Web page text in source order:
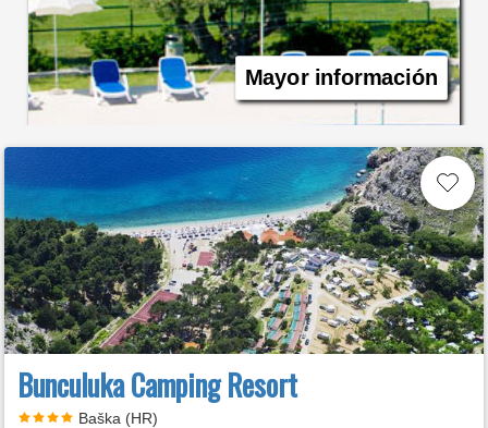
Mayor información
Bunculuka Camping Resort
Baška (HR)